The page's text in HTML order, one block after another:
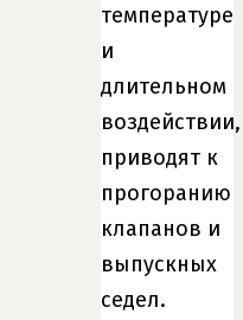
температуре
и
длительном
воздействии,
приводят к
прогоранию
клапанов и
выпускных
седел.